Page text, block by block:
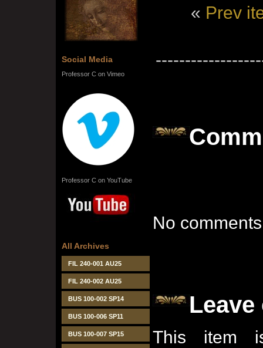
Social Media
Professor C on Vimeo
Professor C on YouTube
All Archives
FIL 240-001 AU25
FIL 240-002 AU25
BUS 100-002 SP14
BUS 100-006 SP11
BUS 100-007 SP15
« Prev
No
Leave
This item